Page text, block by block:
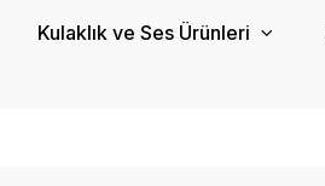
Kulaklık ve Ses Ürünleri